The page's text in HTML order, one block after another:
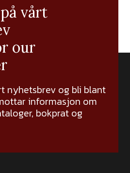
vårt
our
nyhetsbrev og bli blant
informasjon om
bokprat og